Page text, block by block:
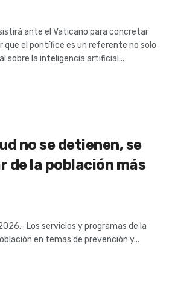
ante el Vaticano para concretar
que el pontífice es un referente no solo
sobre la inteligencia artificial...
no se detienen, se
de la población más
Los servicios y programas de la
en temas de prevención y...